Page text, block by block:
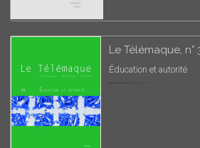
Le Télémaque,
Éducation et autorité